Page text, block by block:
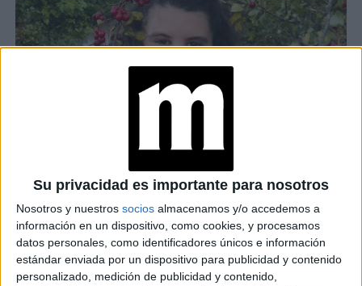
Su privacidad es importante para nosotros
Nosotros y nuestros socios almacenamos y/o accedemos a
información en un dispositivo, como cookies, y procesamos
datos personales, como identificadores únicos e información
estándar enviada por un dispositivo para publicidad y contenido
personalizado, medición de publicidad y contenido,
La artista ha expresado a la prensa su sueño de seractriz
y poco a poco se va abriendo camino con su preparación en
teatro y baile, y aptitudes artísticas que ha demostrado a
través de sus cuentas de TikTok, Instagram y Twitter.